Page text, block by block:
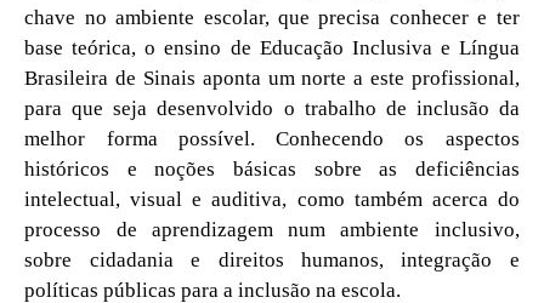
chave no ambiente escolar, que precisa conhecer e ter
base teórica, o ensino de Educação Inclusiva e Língua
Brasileira de Sinais aponta um norte a este profissional,
para que seja desenvolvido o trabalho de inclusão da
melhor forma possível. Conhecendo os aspectos
históricos e noções básicas sobre as deficiências
intelectual, visual e auditiva, como também acerca do
processo de aprendizagem num ambiente inclusivo,
sobre cidadania e direitos humanos, integração e
políticas públicas para a inclusão na escola.